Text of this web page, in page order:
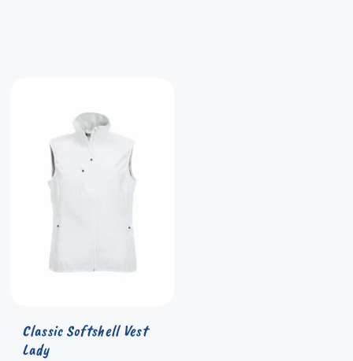
Classic Softshell Vest
Lady